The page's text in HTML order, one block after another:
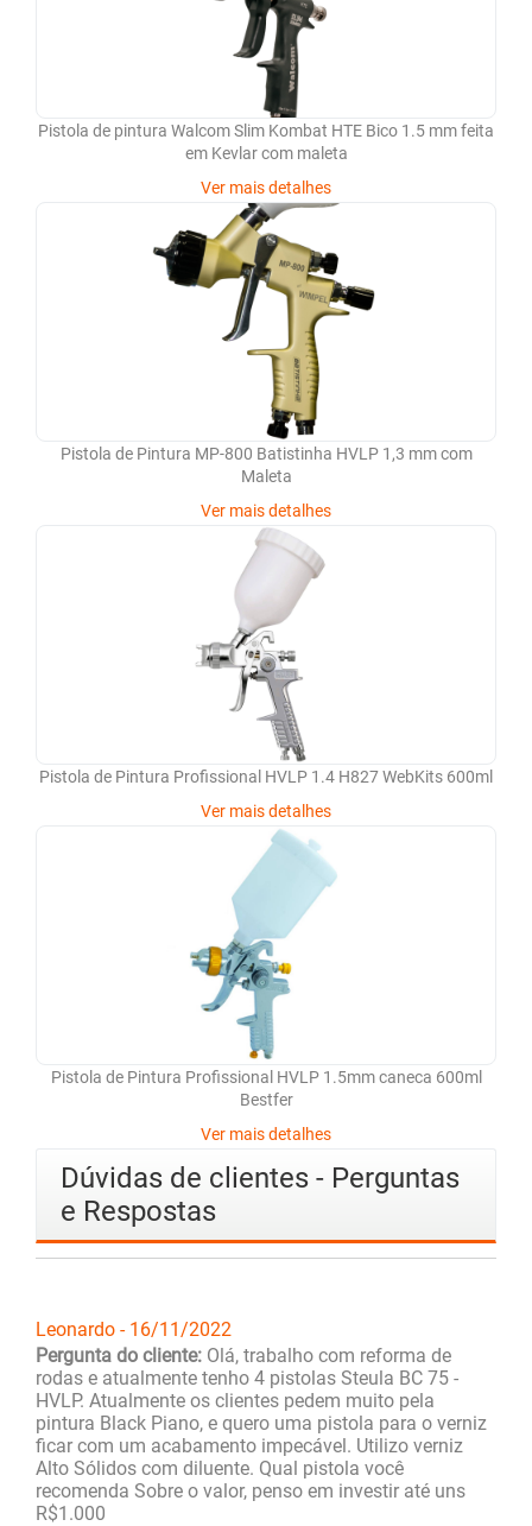
Pistola de pintura Walcom Slim Kombat HTE Bico 1.5 mm feita
em Kevlar com maleta
Ver mais detalhes
Pistola de Pintura MP-800 Batistinha HVLP 1,3 mm com
Maleta
Ver mais detalhes
Pistola de Pintura Profissional HVLP 1.4 H827 WebKits 600ml
Ver mais detalhes
Pistola de Pintura Profissional HVLP 1.5mm caneca 600ml
Bestfer
Ver mais detalhes
Dúvidas de clientes - Perguntas
e Respostas
Leonardo - 16/11/2022
Pergunta do cliente: Olá, trabalho com reforma de
rodas e atualmente tenho 4 pistolas Steula BC 75 -
HVLP. Atualmente os clientes pedem muito pela
pintura Black Piano, e quero uma pistola para o verniz
ficar com um acabamento impecável. Utilizo verniz
Alto Sólidos com diluente. Qual pistola você
recomenda Sobre o valor, penso em investir até uns
R$1.000